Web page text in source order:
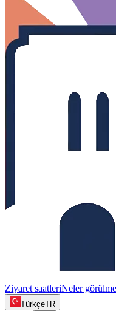
Ziyaret saatleriNeler
TürkçeTR